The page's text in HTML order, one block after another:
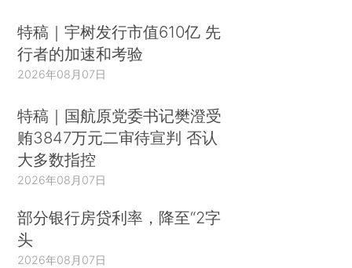
特稿｜宇树发行市值610亿 先
行者的加速和考验
2026年08月07日
特稿｜国航原党委书记樊澄受
贿3847万元二审待宣判 否认
大多数指控
2026年08月07日
部分银行房贷利率，降至“2字
头
2026年08月07日